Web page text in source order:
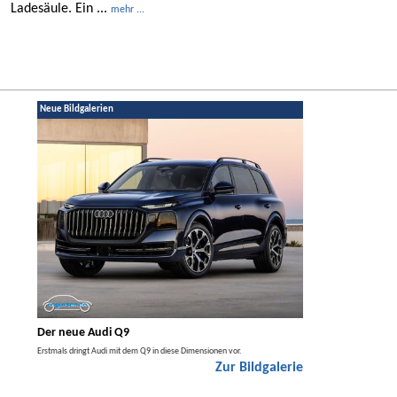
Ladesäule. Ein ... mehr ...
Neue Bildgalerien
Der neue Audi Q9
Erstmals dringt Audi mit dem Q9 in diese Dimensionen vor.
Zur Bildgalerie